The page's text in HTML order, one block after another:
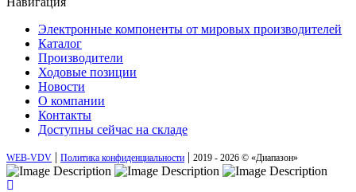
Электронные компоненты от мировых производителей
Каталог
Производители
Ходовые позиции
Новости
О компании
Контакты
Доступны сейчас на складе
WEB-VDV | Политика конфиденциальности | 2019 - 2026 © «Диапазон»